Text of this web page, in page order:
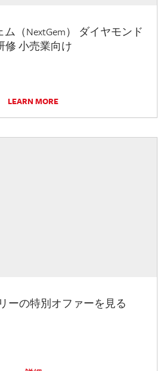
ム（NextGem） ダイヤモンド
修 小売業向け
LEARN MORE
ーの特別オファーを見る